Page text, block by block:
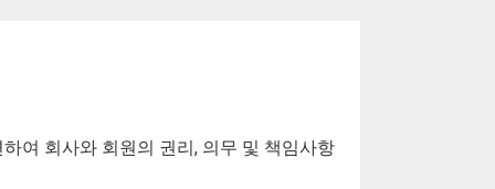
여 회사와 회원의 권리, 의무 및 책임사항